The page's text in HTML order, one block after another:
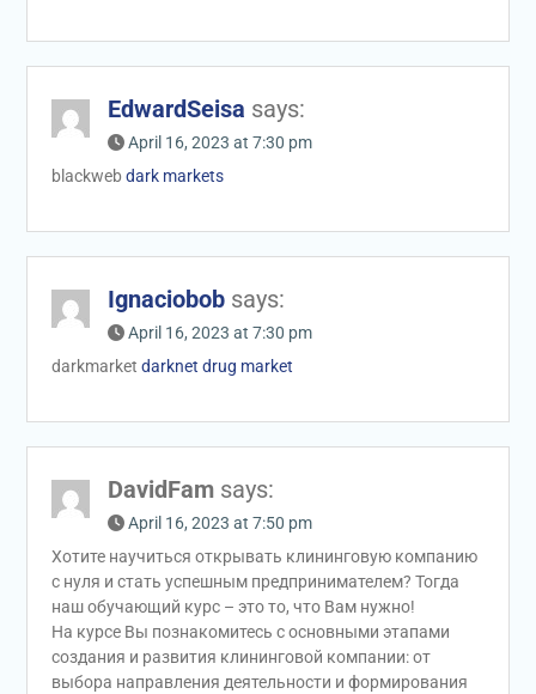
EdwardSeisa says:
April 16, 2023 at 7:30 pm
blackweb dark markets
Ignaciobob says:
April 16, 2023 at 7:30 pm
darkmarket darknet drug market
DavidFam says:
April 16, 2023 at 7:50 pm
Хотите научиться открывать клининговую компанию
с нуля и стать успешным предпринимателем? Тогда
наш обучающий курс – это то, что Вам нужно!
На курсе Вы познакомитесь с основными этапами
создания и развития клининговой компании: от
выбора направления деятельности и формирования